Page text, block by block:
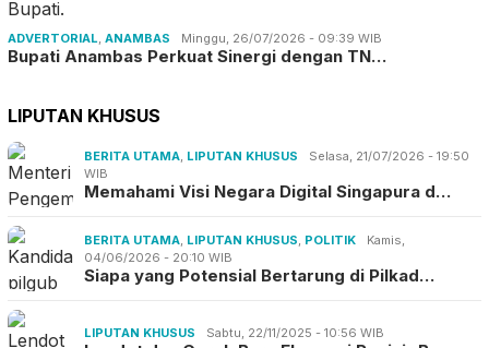
ADVERTORIAL, ANAMBAS Minggu, 26/07/2026 - 09:39 WIB
Bupati Anambas Perkuat Sinergi dengan TN…
LIPUTAN KHUSUS
BERITA UTAMA, LIPUTAN KHUSUS
Selasa, 21/07/2026 - 19:50
WIB
Memahami Visi Negara Digital Singapura d…
BERITA UTAMA, LIPUTAN KHUSUS, POLITIK
Kamis,
04/06/2026 - 20:10 WIB
Siapa yang Potensial Bertarung di Pilkad…
LIPUTAN KHUSUS Sabtu, 22/11/2025 - 10:56 WIB